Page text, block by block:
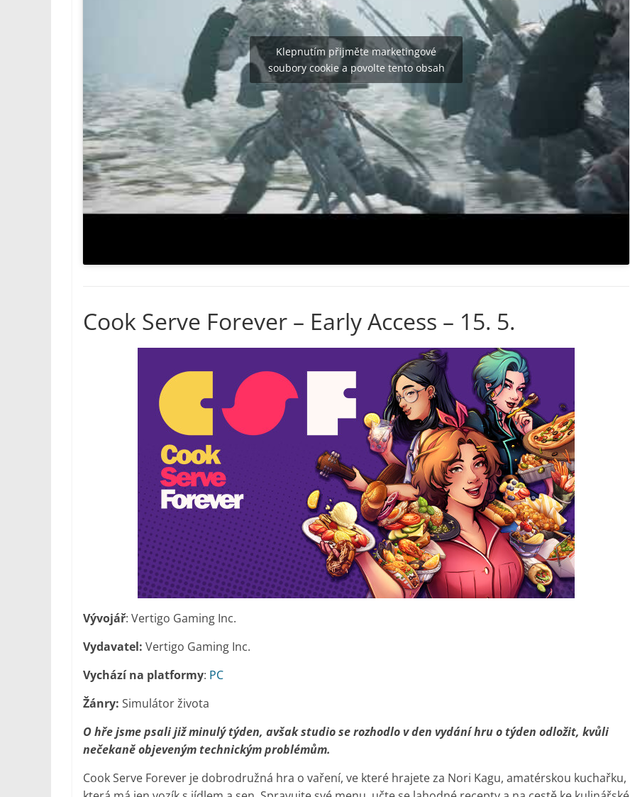
Klepnutím přijměte marketingové
soubory cookie a povolte tento obsah
Cook Serve Forever – Early Access – 15. 5.
Vývojář: Vertigo Gaming Inc.
Vydavatel: Vertigo Gaming Inc.
Vychází na platformy: PC
Žánry: Simulátor života
O hře jsme psali již minulý týden, avšak studio se rozhodlo v den vydání hru o týden odložit, kvůli
nečekaně objeveným technickým problémům.
Cook Serve Forever je dobrodružná hra o vaření, ve které hrajete za Nori Kagu, amatérskou kuchařku,